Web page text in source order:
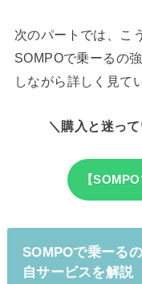
次のパートでは、こ
SOMPOで乗ーるの
しながら詳しく見て
＼購入と迷っ
【
SOMPOで乗ーる
自サービスを解説